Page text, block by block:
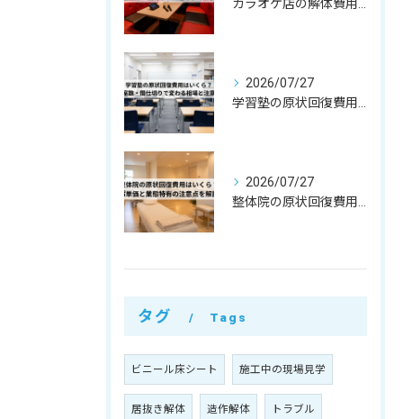
2026/07/27
2026/07/27
タグ Tags
ビニール床シート 施工中の現場見学
居抜き解体 造作解体 トラブル